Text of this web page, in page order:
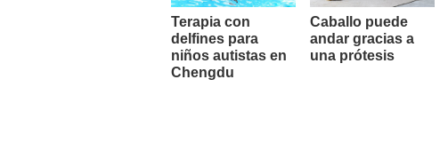
Terapia con
delfines para
niños autistas en
Chengdu
Caballo puede
andar gracias a
una prótesis